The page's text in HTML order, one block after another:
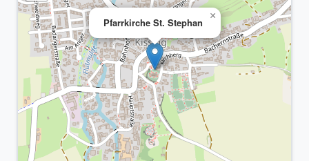
Pfarrkirche St. Stephan
×